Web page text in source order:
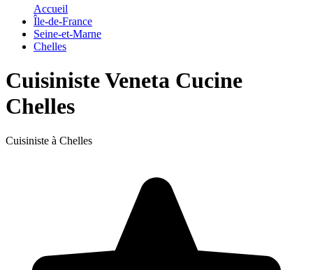
Accueil
Île-de-France
Seine-et-Marne
Chelles
Cuisiniste Veneta Cucine
Chelles
Cuisiniste à Chelles